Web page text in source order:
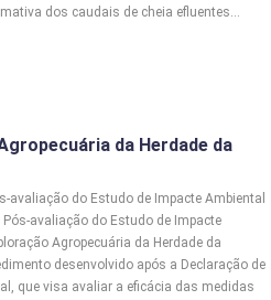
dos caudais de cheia efluentes…
AIA da Herdade da
avaliação do Estudo de Impacte Ambiental
avaliação do Estudo de Impacte
Agropecuária da Herdade da
desenvolvido após a Declaração de
que visa avaliar a eficácia das medidas